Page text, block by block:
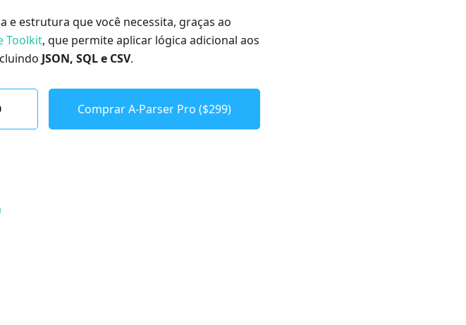
e estrutura que você necessita, graças ao
Toolkit, que permite aplicar lógica adicional aos
JSON, SQL e CSV.
Comprar A-Parser Pro ($299)